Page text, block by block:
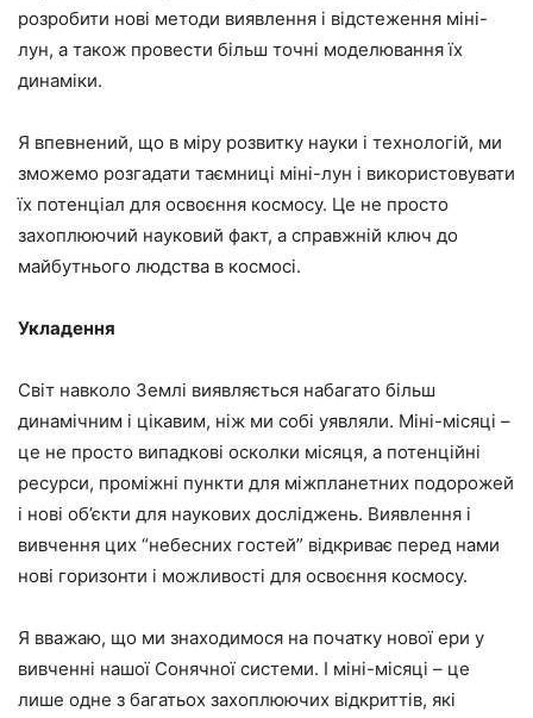
розробити нові методи виявлення і відстеження міні-
лун, а також провести більш точні моделювання їх
динаміки.
Я впевнений, що в міру розвитку науки і технологій, ми
зможемо розгадати таємниці міні-лун і використовувати
їх потенціал для освоєння космосу. Це не просто
захоплюючий науковий факт, а справжній ключ до
майбутнього людства в космосі.
Укладення
Світ навколо Землі виявляється набагато більш
динамічним і цікавим, ніж ми собі уявляли. Міні-місяці –
це не просто випадкові осколки місяця, а потенційні
ресурси, проміжні пункти для міжпланетних подорожей
і нові об’єкти для наукових досліджень. Виявлення і
вивчення цих “небесних гостей” відкриває перед нами
нові горизонти і можливості для освоєння космосу.
Я вважаю, що ми знаходимося на початку нової ери у
вивченні нашої Сонячної системи. І міні-місяці – це
лише одне з багатьох захоплюючих відкриттів, які